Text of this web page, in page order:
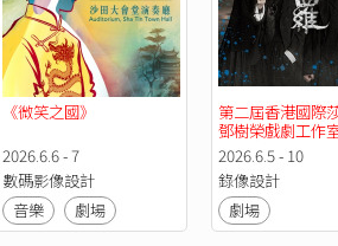
香港藝術節《論語》
香港演藝學院《傾城
香港演藝學院《
香港話劇團《K城故
香港話劇團《醫道》
香港話劇團《匙羹》
香港話劇團《順風．
香港話劇團《維港乾
《微笑之國》
2026.6.6 - 7
數碼影像設計
音樂
劇場
第二屆香港國際
鄧樹榮戲劇工作
羅》
2026.6.5 - 10
錄像設計
劇場